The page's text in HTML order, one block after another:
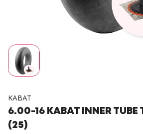
KABAT
6.00-16 KABAT INNER TUBE
(25)